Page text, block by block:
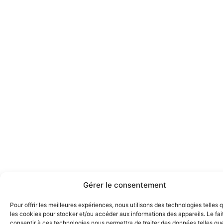
Gérer le consentement
Pour offrir les meilleures expériences, nous utilisons des technologies telles
les cookies pour stocker et/ou accéder aux informations des appareils. Le